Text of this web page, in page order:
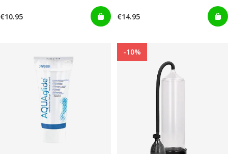
€10.95
te nemen met gels die onhandig en
rommelig zijn in gebruik.
€14.95
-10%